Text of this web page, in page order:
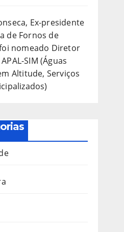
Ex-presidente
de Fornos de
nomeado Diretor
SIM (Águas
Altitude, Serviços